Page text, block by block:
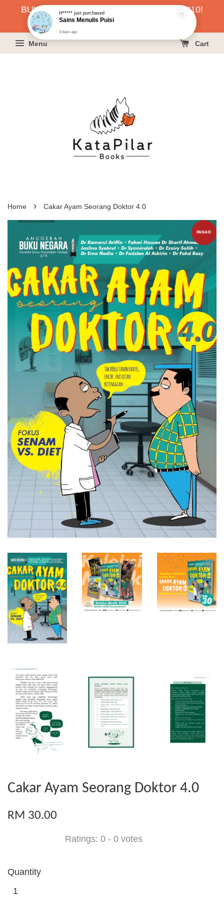
BUKU HARGA RAHMAH SERENDAH RM10!
KLIK SINI UNTUK PESAN!
Menu Cart
Home › Cakar Ayam Seorang Doktor 4.0
PANAS!
Cakar Ayam Seorang Doktor 4.0
RM 30.00
Ratings: 0 - 0 votes
Quantity
H*****just purchased
Sains Menulis Puisi
3 days ago